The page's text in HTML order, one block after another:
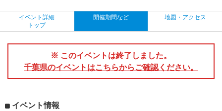
イベント詳細
トップ
開催期間など 地図・アクセス
※ このイベントは終了しました。
千葉県のイベントはこちらからご確認ください。
イベント情報